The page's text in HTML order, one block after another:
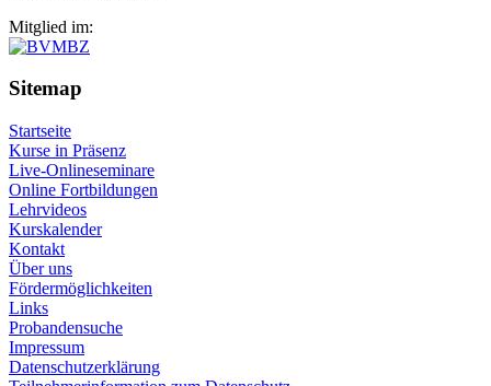
Mitglied im:
Sitemap
Startseite
Kurse in Präsenz
Live-Onlineseminare
Online Fortbildungen
Lehrvideos
Kurskalender
Kontakt
Über uns
Fördermöglichkeiten
Links
Probandensuche
Impressum
Datenschutzerklärung